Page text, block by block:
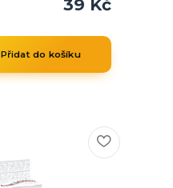
39 Kč
Přidat do košíku